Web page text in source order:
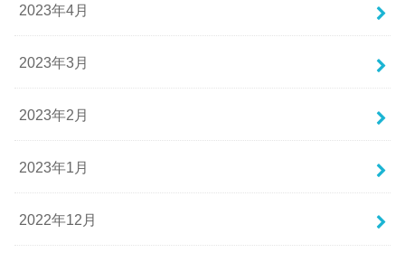
2023年4月
2023年3月
2023年2月
2023年1月
2022年12月